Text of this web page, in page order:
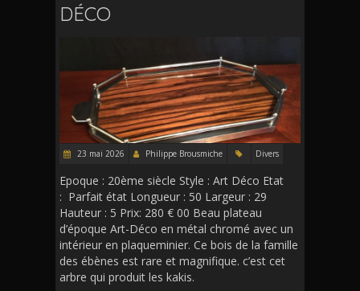
DÉCO
23 mai 2026 Philippe Brousmiche Divers
Epoque : 20ème siècle Style : Art Déco Etat
: Parfait état Longueur : 50 Largeur : 29
Hauteur : 5 Prix: 280 € 00 Beau plateau
d’époque Art-Déco en métal chromé avec un
intérieur en plaqueminier. Ce bois de la famille
des ébènes est rare et magnifique. c’est cet
arbre qui produit les kakis.